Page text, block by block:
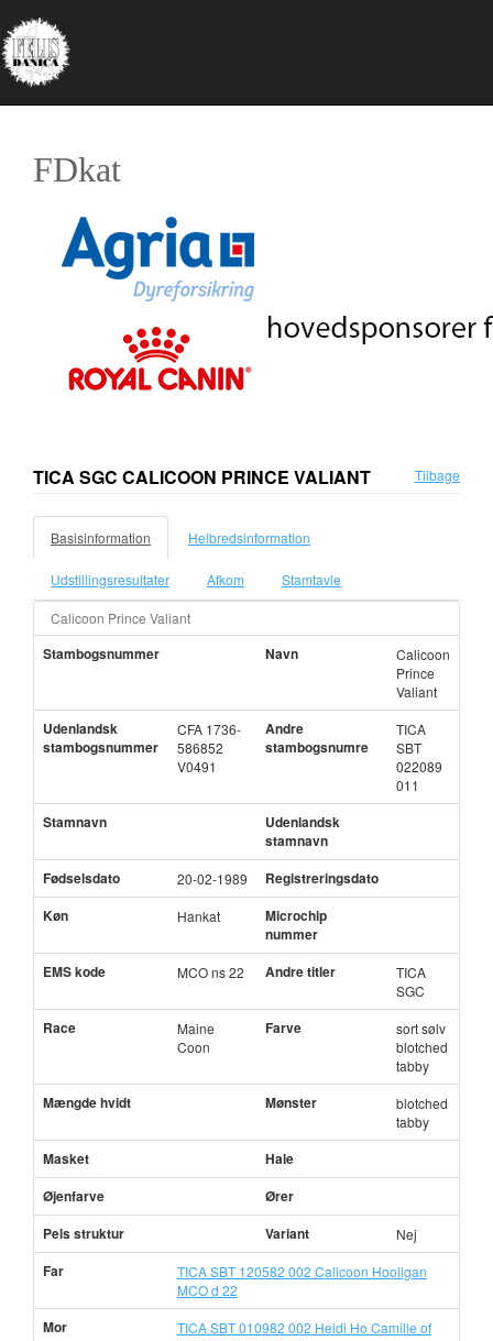
FDkat
TICA SGC CALICOON PRINCE VALIANT Tilbage
Basisinformation Helbredsinformation
Udstillingsresultater Afkom Stamtavle
Calicoon Prince Valiant
Stambogsnummer Navn
Calicoon
Prince
Valiant
Udenlandsk
stambogsnummer
CFA 1736-
586852
V0491
Andre
stambogsnumre
TICA
SBT
022089
011
Stamnavn
Udenlandsk
stamnavn
Fødselsdato
20-02-1989
Registreringsdato
Køn
Hankat
Microchip
nummer
EMS kode
MCO ns 22 Andre titler
TICA
SGC
Race
Maine
Coon
Farve
sort sølv
blotched
tabby
Mængde hvidt Mønster
blotched
tabby
Masket
Hale
Øjenfarve
Ører
Pels struktur
Variant Nej
Far
TICA SBT 120582 002 Calicoon Hooligan
MCO d 22
Mor
TICA SBT 010982 002 Heidi Ho Camille of